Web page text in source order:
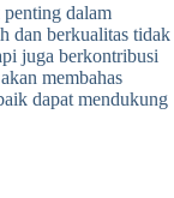
penting dalam
dan berkualitas tidak
juga berkontribusi
membahas
dapat mendukung